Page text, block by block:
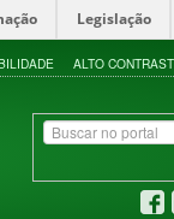
Legislação
ALTO